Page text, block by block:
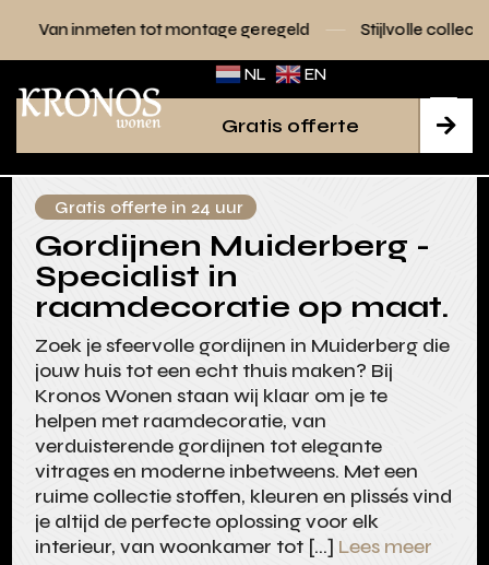
tot montage geregeld Stijlvolle collecties voor elk
NL EN

Gratis offerte
Gratis offerte in 24 uur
Gordijnen Muiderberg -
Specialist in
raamdecoratie op maat.
Zoek je sfeervolle gordijnen in Muiderberg die
jouw huis tot een echt thuis maken? Bij
Kronos Wonen staan wij klaar om je te
helpen met raamdecoratie, van
verduisterende gordijnen tot elegante
vitrages en moderne inbetweens. Met een
ruime collectie stoffen, kleuren en plissés vind
je altijd de perfecte oplossing voor elk
interieur, van woonkamer tot […] Lees meer